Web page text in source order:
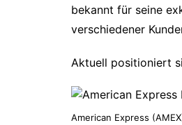
bekannt für seine
verschiedener
Aktuell positioniert
American Express